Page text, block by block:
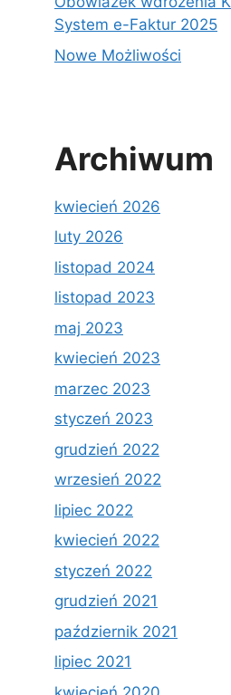
System e-Faktur 2025
Nowe Możliwości
Archiwum
kwiecień 2026
luty 2026
listopad 2024
listopad 2023
maj 2023
kwiecień 2023
marzec 2023
styczeń 2023
grudzień 2022
wrzesień 2022
lipiec 2022
kwiecień 2022
styczeń 2022
grudzień 2021
październik 2021
lipiec 2021